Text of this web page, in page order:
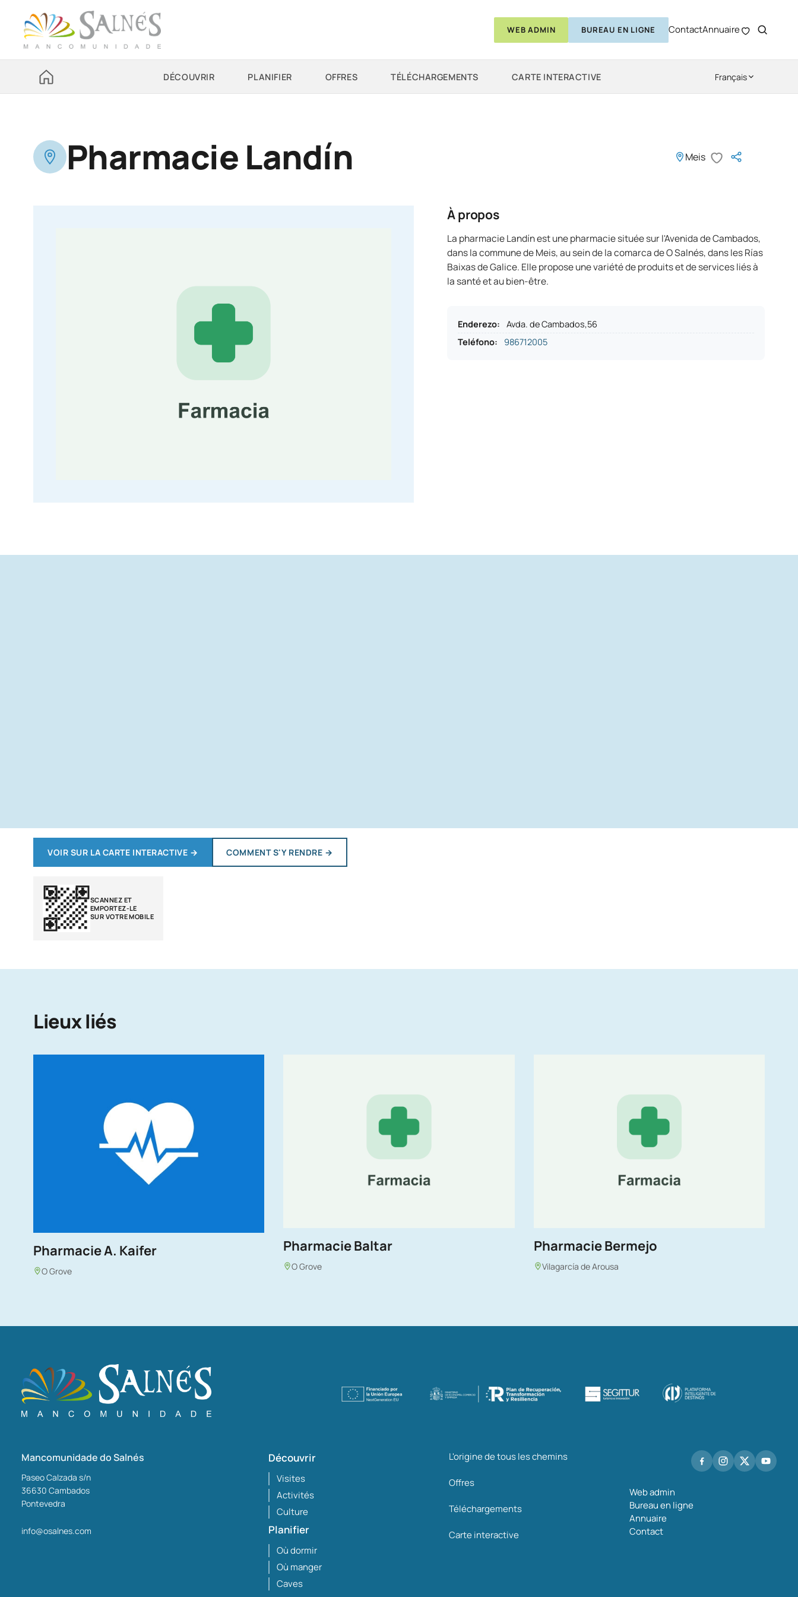
WEB ADMIN BUREAU EN LIGNE ContactAnnuaire
DÉCOUVRIR PLANIFIER OFFRES TÉLÉCHARGEMENTS CARTE INTERACTIVE Français
Pharmacie Landín Meis
À propos
La pharmacie Landín est une pharmacie située sur l'Avenida de Cambados,
dans la commune de Meis, au sein de la comarca de O Salnés, dans les Rías
Baixas de Galice. Elle propose une variété de produits et de services liés à
la santé et au bien-être.
Enderezo:
Avda. de Cambados,56
Teléfono: 986712005
VOIR SUR LA CARTE INTERACTIVE → COMMENT S'Y RENDRE →
SCANNEZ ET
EMPORTEZ-LE
SUR VOTRE MOBILE
Lieux liés
Pharmacie A. Kaifer
O Grove
Pharmacie Baltar
O Grove
Pharmacie Bermejo
Vilagarcía de Arousa
Mancomunidade do Salnés
Paseo Calzada s/n
36630 Cambados
Pontevedra
info@osalnes.com
Découvrir
Visites
Activités
Culture
Planifier
Où dormir
Où manger
Caves
L'origine de tous les chemins
Offres
Téléchargements
Carte interactive
Web admin
Bureau en ligne
Annuaire
Contact